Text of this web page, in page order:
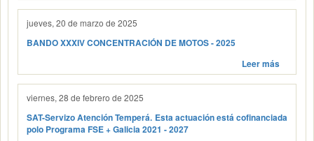
jueves, 20 de marzo de 2025
BANDO XXXIV CONCENTRACIÓN DE MOTOS - 2025
Leer más
viernes, 28 de febrero de 2025
SAT-Servizo Atención Temperá. Esta actuación está cofinanciada
polo Programa FSE + Galicia 2021 - 2027